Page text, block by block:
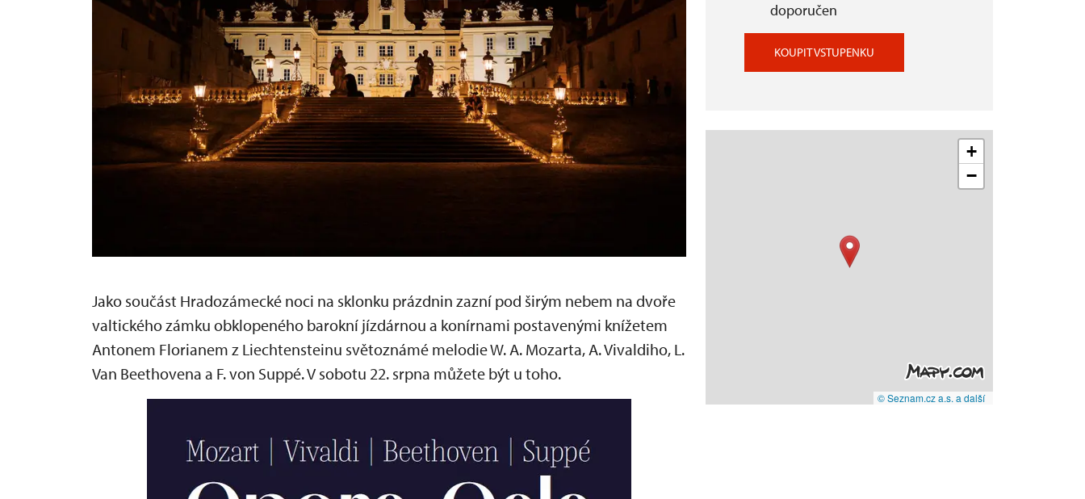
Jako součást Hradozámecké noci na sklonku prázdnin zazní pod širým nebem na dvoře
valtického zámku obklopeného barokní jízdárnou a konírnami postavenými knížetem
Antonem Florianem z Liechtensteinu světoznámé melodie W. A. Mozarta, A. Vivaldiho, L.
Van Beethovena a F. von Suppé. V sobotu 22. srpna můžete být u toho.
doporučen
KOUPIT VSTUPENKU
+
−
© Seznam.cz a.s. a další